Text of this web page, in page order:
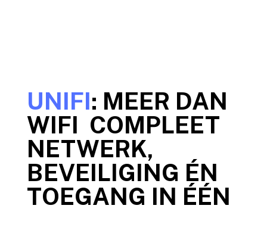
UNIFI: MEER DAN
WIFI COMPLEET
NETWERK,
BEVEILIGING ÉN
TOEGANG IN ÉÉN